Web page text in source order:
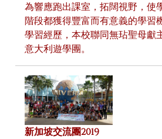
為響應跑出課室，拓闊視野，使
階段都獲得豐富而有意義的學習
學習經歷，本校聯同無玷聖母獻
意大利遊學團。
新加坡交流團2019